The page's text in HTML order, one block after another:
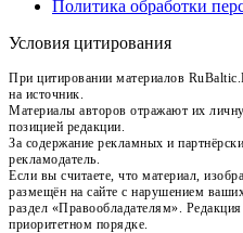
Политика обработки
Условия цитирования
При цитировании материалов
на источник.
Материалы авторов отражают их
позицией редакции.
За содержание рекламных и
рекламодатель.
Если вы считаете, что материал,
размещён на сайте с нарушением
раздел «Правообладателям».
приоритетном порядке.